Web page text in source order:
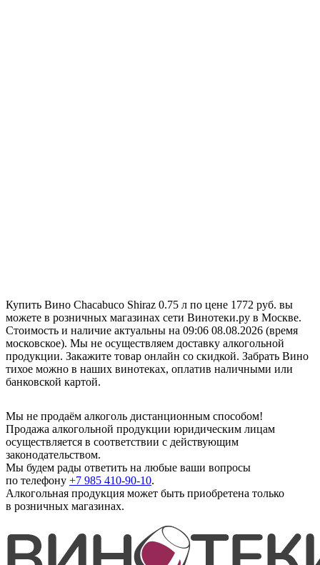
Купить Вино Chacabuco Shiraz 0.75 л по цене 1772 руб. вы
можете в розничных магазинах сети Винотеки.ру в Москве.
Стоимость и наличие актуальны на 09:06 08.08.2026 (время
московское). Мы не осуществляем доставку алкогольной
продукции. Закажите товар онлайн со скидкой. Забрать Вино
тихое можно в наших винотеках, оплатив наличными или
банковской картой.
Мы не продаём алкоголь дистанционным способом!
Продажа алкогольной продукции юридическим лицам
осуществляется в соответствии с действующим
законодательством.
Мы будем рады ответить на любые ваши вопросы
по телефону +7 985 410-90-10.
Алкогольная продукция может быть приобретена только
в розничных магазинах.